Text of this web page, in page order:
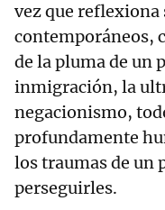
vez que reflexiona
contemporáneos,
de la pluma de un
inmigración, la
negacionismo,
profundamente
los traumas de un
perseguirles.